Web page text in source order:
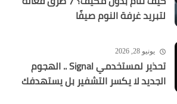
لتبريد غرفة النوم صيفًا
يونيو 28, 2026
تحذير لمستخدمي Signal .. الهجوم
الجديد لا يكسر التشفير بل يستهدفك